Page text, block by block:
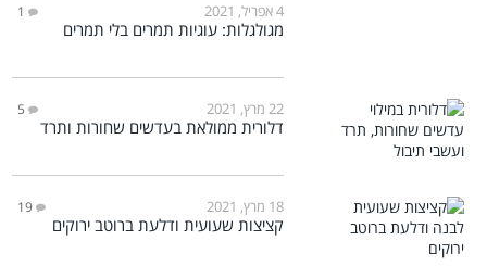
4 אפריל, 2021 1
מגולגלות: עוגיות תמרים בלי תמרים
22 מרץ, 2021 5
דלורית ממולאת בעדשים שחורות ותרד
18 מרץ, 2021 19
קציצות שעועית ודלעת ברוטב ירוקים